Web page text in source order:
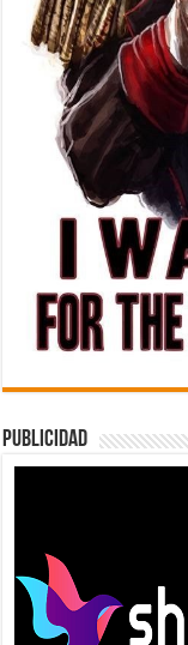
Publicidad